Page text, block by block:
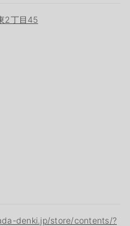
2丁目45
denki.jp/store/contents/?